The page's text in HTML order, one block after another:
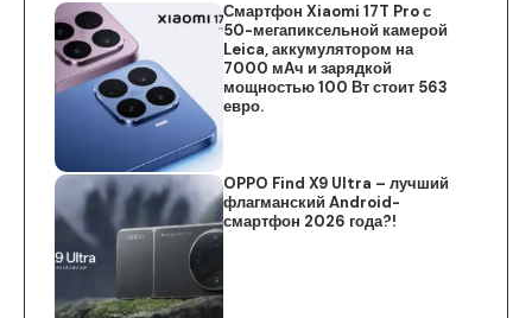
Смартфон Xiaomi 17T Pro с
50-мегапиксельной камерой
Leica, аккумулятором на
7000 мАч и зарядкой
мощностью 100 Вт стоит 563
евро.
OPPO Find X9 Ultra – лучший
флагманский Android-
смартфон 2026 года?!